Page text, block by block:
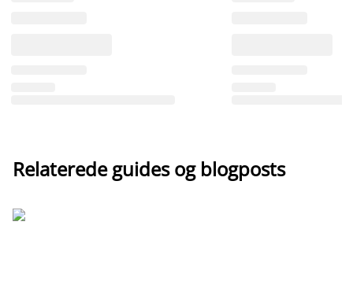
Relaterede guides og blogposts